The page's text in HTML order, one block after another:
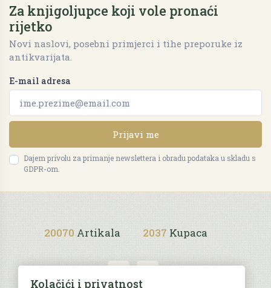
Za knjigoljupce koji vole pronaći
rijetko
Novi naslovi, posebni primjerci i tihe preporuke iz
antikvarijata.
E-mail adresa
Prijavi me
Dajem privolu za primanje newslettera i obradu podataka u skladu s
GDPR-om.
20070 Artikala 2037 Kupaca
Kolačići i privatnost